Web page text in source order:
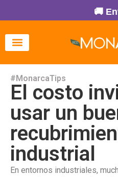
🚚
#MonarcaTips
El costo
usar un
industrial
En entornos industriales,